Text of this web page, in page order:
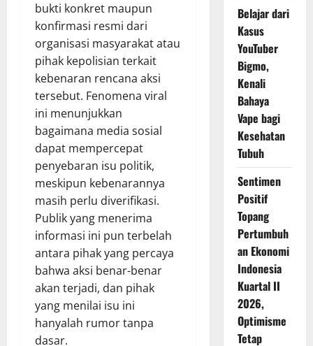
bukti konkret maupun
konfirmasi resmi dari
organisasi masyarakat atau
pihak kepolisian terkait
kebenaran rencana aksi
tersebut. Fenomena viral
ini menunjukkan
bagaimana media sosial
dapat mempercepat
penyebaran isu politik,
meskipun kebenarannya
masih perlu diverifikasi.
Publik yang menerima
informasi ini pun terbelah
antara pihak yang percaya
bahwa aksi benar-benar
akan terjadi, dan pihak
yang menilai isu ini
hanyalah rumor tanpa
dasar.
Belajar dari
Kasus
YouTuber
Bigmo,
Kenali
Bahaya
Vape bagi
Kesehatan
Tubuh
Sentimen
Positif
Topang
Pertumbuh
an Ekonomi
Indonesia
Kuartal II
2026,
Optimisme
Tetap